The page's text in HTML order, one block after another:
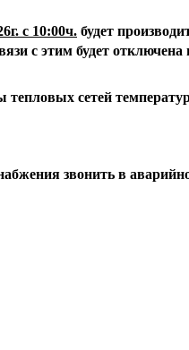
с 10:00ч. будет
с этим будет отключена
сетей
звонить в